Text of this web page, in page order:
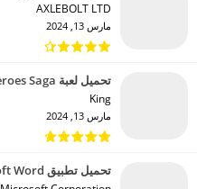
AXLEBOLT LTD‏
مارس 13, 2024
تحميل لعبة Farm Heroes Saga مهكرة للاندرويد 2024
King‏
مارس 13, 2024
تحميل تطبيق Microsoft Word مهكر للاندرويد 2024